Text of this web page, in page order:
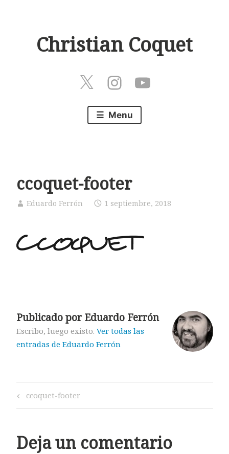
Christian Coquet
Twitter
Instagram
Play
Menu
ccoquet-footer
Eduardo Ferrón 1 septiembre, 2018
Publicado porEduardo Ferrón
Escribo, luego existo. Ver todas las
entradas de Eduardo Ferrón
Navegación
de
Previous
Post
ccoquet-footer
Deja un comentario